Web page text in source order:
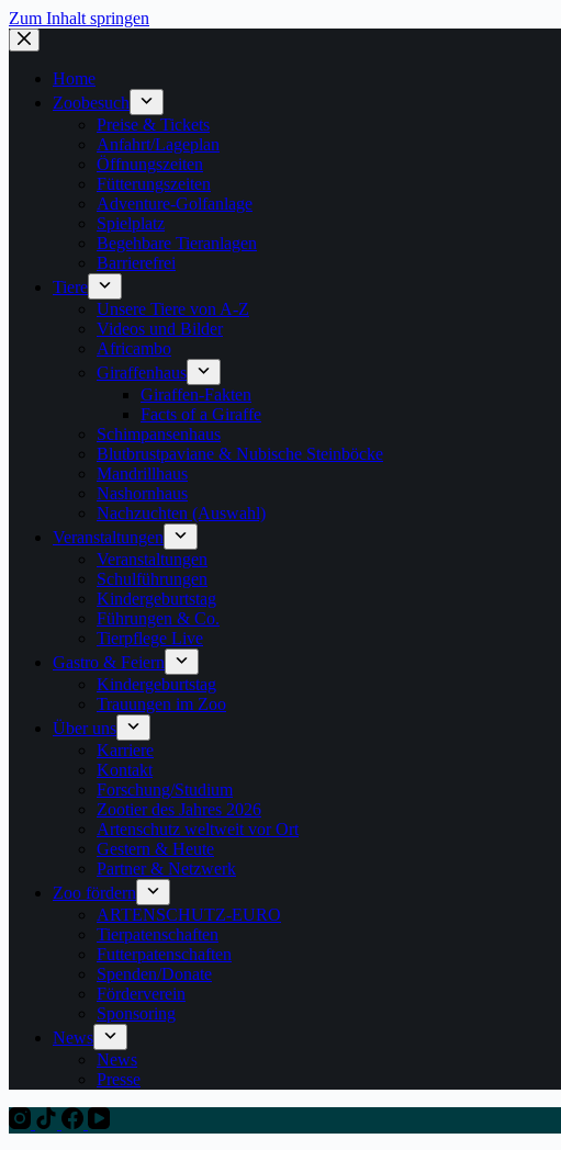
Zum Inhalt springen
Home
Zoobesuch
Preise & Tickets
Anfahrt/Lageplan
Öffnungszeiten
Fütterungszeiten
Adventure-Golfanlage
Spielplatz
Begehbare Tieranlagen
Barrierefrei
Tiere
Unsere Tiere von A-Z
Videos und Bilder
Africambo
Giraffenhaus
Giraffen-Fakten
Facts of a Giraffe
Schimpansenhaus
Blutbrustpaviane & Nubische Steinböcke
Mandrillhaus
Nashornhaus
Nachzuchten (Auswahl)
Veranstaltungen
Veranstaltungen
Schulführungen
Kindergeburtstag
Führungen & Co.
Tierpflege Live
Gastro & Feiern
Kindergeburtstag
Trauungen im Zoo
Über uns
Karriere
Kontakt
Forschung/Studium
Zootier des Jahres 2026
Artenschutz weltweit vor Ort
Gestern & Heute
Partner & Netzwerk
Zoo fördern
ARTENSCHUTZ-EURO
Tierpatenschaften
Futterpatenschaften
Spenden/Donate
Förderverein
Sponsoring
News
News
Presse